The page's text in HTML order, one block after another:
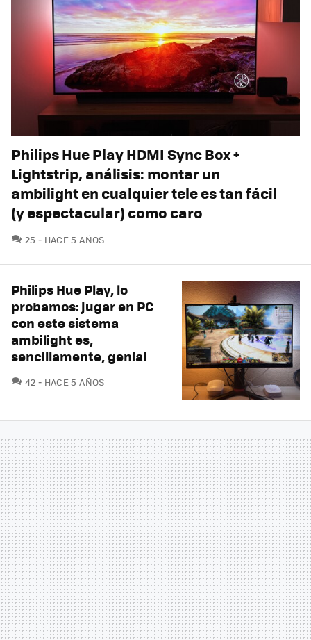
Philips Hue Play HDMI Sync Box +
Lightstrip, análisis: montar un
ambilight en cualquier tele es tan fácil
(y espectacular) como caro
25 COMENTARIOS
HACE 5 AÑOS
Philips Hue Play, lo
probamos: jugar en PC
con este sistema
ambilight es,
sencillamente, genial
42 COMENTARIOS
HACE 5 AÑOS